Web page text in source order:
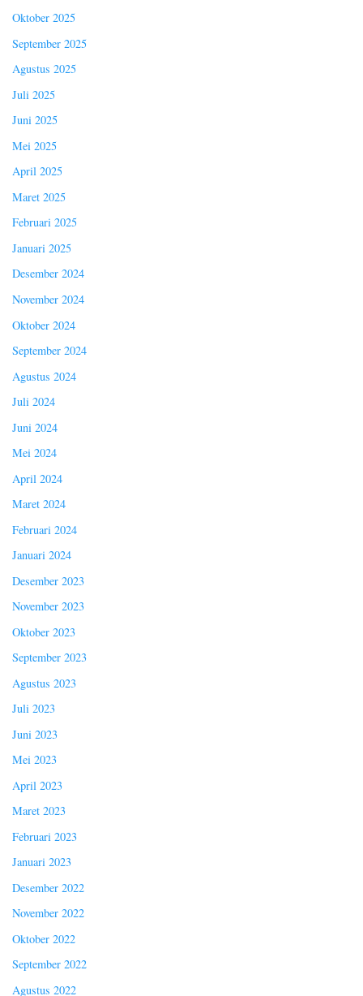
Oktober 2025
September 2025
Agustus 2025
Juli 2025
Juni 2025
Mei 2025
April 2025
Maret 2025
Februari 2025
Januari 2025
Desember 2024
November 2024
Oktober 2024
September 2024
Agustus 2024
Juli 2024
Juni 2024
Mei 2024
April 2024
Maret 2024
Februari 2024
Januari 2024
Desember 2023
November 2023
Oktober 2023
September 2023
Agustus 2023
Juli 2023
Juni 2023
Mei 2023
April 2023
Maret 2023
Februari 2023
Januari 2023
Desember 2022
November 2022
Oktober 2022
September 2022
Agustus 2022